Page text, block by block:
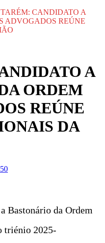
CANDIDATO A
ADVOGADOS REÚNE
A
ORDEM
REÚNE
DA
0
Bastonário da Ordem
triénio 2025-